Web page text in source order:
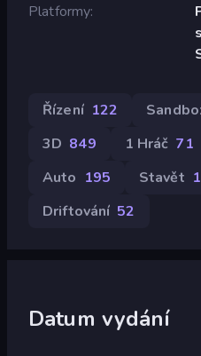
Platformy
Řízení 122
3D 849 1 Hráč 71
Auto 195 Stavět
Driftování 52
Datum vydání